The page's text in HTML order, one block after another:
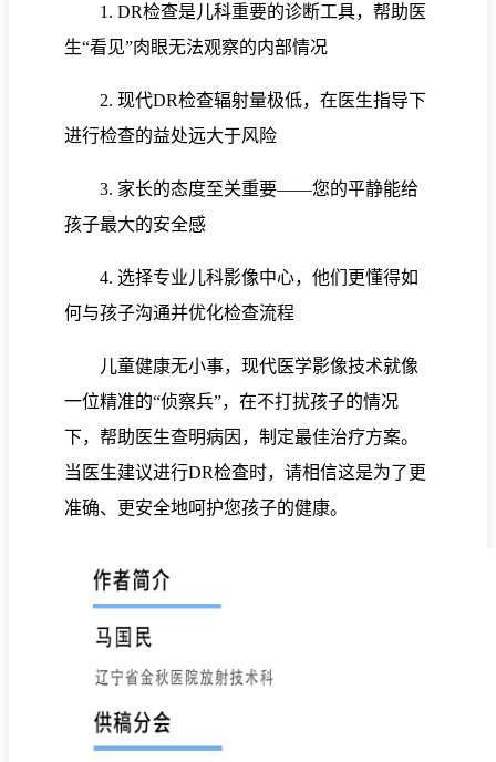
1. DR检查是儿科重要的诊断工具，帮助医
生“看见”肉眼无法观察的内部情况
2. 现代DR检查辐射量极低，在医生指导下
进行检查的益处远大于风险
3. 家长的态度至关重要——您的平静能给
孩子最大的安全感
4. 选择专业儿科影像中心，他们更懂得如
何与孩子沟通并优化检查流程
儿童健康无小事，现代医学影像技术就像
一位精准的“侦察兵”，在不打扰孩子的情况
下，帮助医生查明病因，制定最佳治疗方案。
当医生建议进行DR检查时，请相信这是为了更
准确、更安全地呵护您孩子的健康。